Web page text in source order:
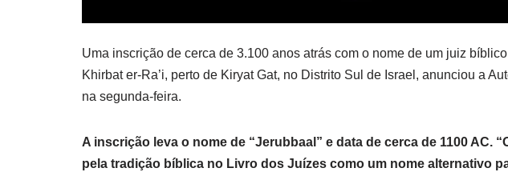
Uma inscrição de cerca de 3.100 anos atrás com o nome de um juiz
Khirbat er-Ra’i, perto de Kiryat Gat, no Distrito Sul de Israel, anunciou a
na segunda-feira.
A inscrição leva o nome de “Jerubbaal” e data de cerca de 1100 AC.
pela tradição bíblica no Livro dos Juízes como um nome alternativo